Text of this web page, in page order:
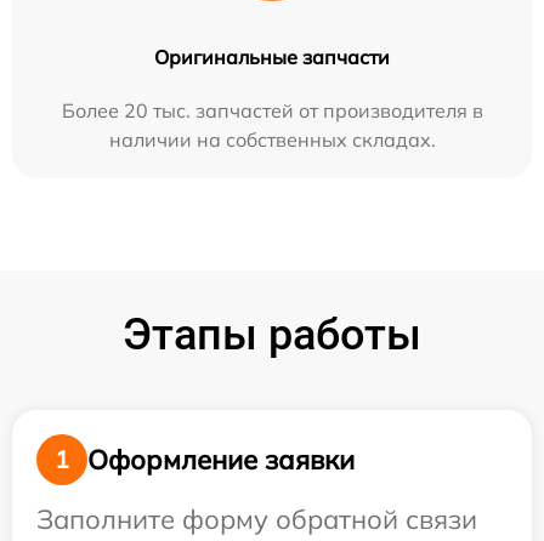
Оригинальные запчасти
Более 20 тыс. запчастей от производителя в
наличии на собственных складах.
Этапы работы
1
Оформление заявки
Заполните форму обратной связи